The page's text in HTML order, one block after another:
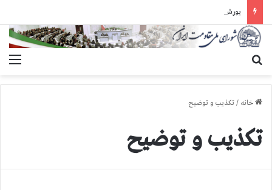
خانه /تكذیب و توضیح
تكذیب و توضیح